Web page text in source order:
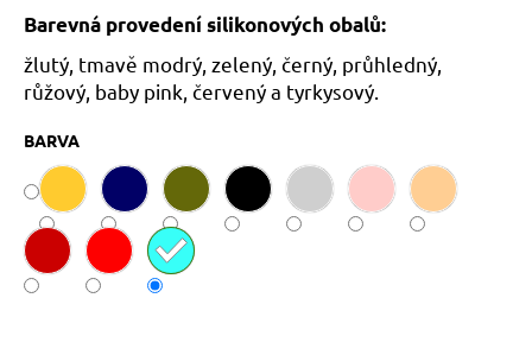
hvězdiček.
Barevná provedení silikonových obalů:
žlutý, tmavě modrý, zelený, černý, průhledný,
růžový, baby pink, červený a tyrkysový.
BARVA
HLEDAT
o
p
o
r
u